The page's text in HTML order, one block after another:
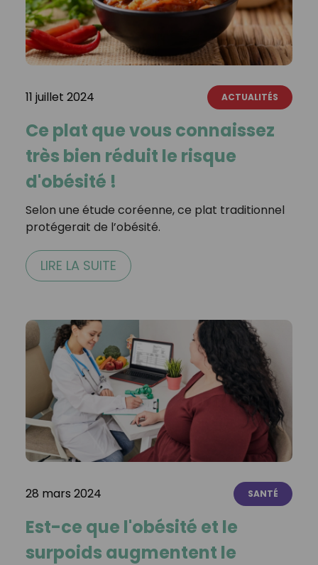
11 juillet 2024 ACTUALITÉS
Ce plat que vous connaissez
très bien réduit le risque
d'obésité !
Selon une étude coréenne, ce plat traditionnel
protégerait de l’obésité.
LIRE LA SUITE
28 mars 2024 SANTÉ
Est-ce que l'obésité et le
surpoids augmentent le